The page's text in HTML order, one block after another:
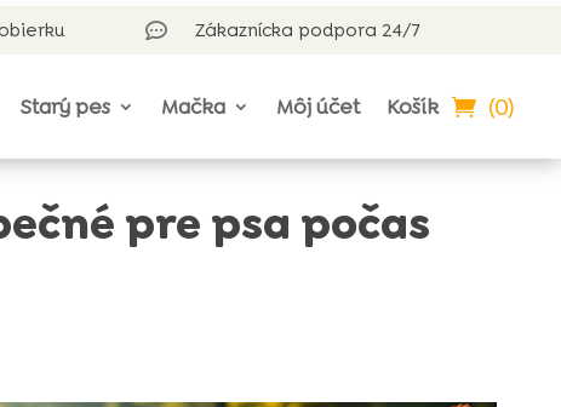
 Zákaznícka podpora 24/7
Starý pes Mačka Môj účet Košík (0)
pre psa počas